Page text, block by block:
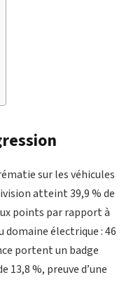
sur les véhicules
atteint 39,9 % de
points par rapport à
domaine électrique : 46
portent un badge
13,8 %, preuve d’une